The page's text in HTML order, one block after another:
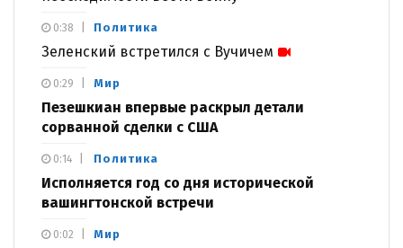
Политика
Зеленский встретился с Вучичем
0:38
Мир
Пезешкиан впервые раскрыл детали
сорванной сделки с США
0:29
Политика
Исполняется год со дня исторической
вашингтонской встречи
0:14
Мир
0:02